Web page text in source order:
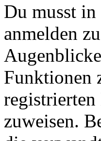
Du musst
anmelden
Funktionen
registrierten
zuweisen.